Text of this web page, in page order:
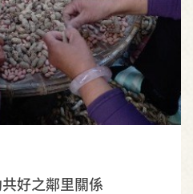
好之鄰里關係